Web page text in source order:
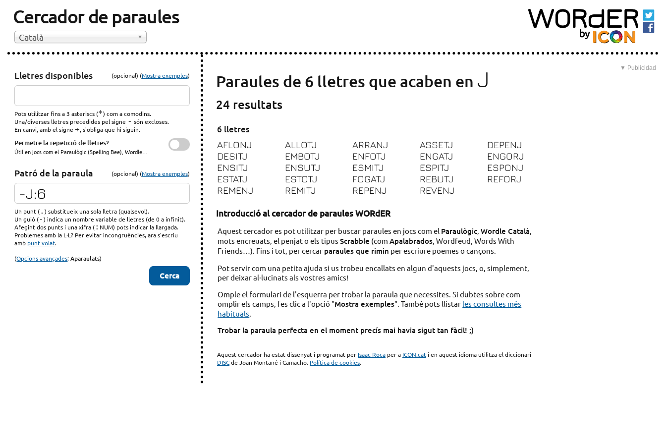
Cercador de paraules
Català
Lletres disponibles (opcional) (Mostra exemples)
Pots utilitzar fins a 3 asteriscs (*) com a comodins.
Una/diverses lletres precedides pel signe - són excloses.
En canvi, amb el signe+, s'obliga que hi siguin.
Permetre la repetició de lletres?
Útil en jocs com el Paraulògic (Spelling Bee), Wordle…
Patró de la paraula (opcional) (Mostra exemples)
Un punt (.) substitueix una sola lletra (qualsevol).
Un guió (-) indica un nombre variable de lletres (de 0 a infinit).
Afegint dos punts i una xifra (: NUM) pots indicar la llargada.
Problemes amb la L·L? Per evitar incongruències, ara s'escriu
amb punt volat.
(Opcions avançades:Aparaulats)
▼ Publicidad
Paraules de 6 lletres que acaben en J
24 resultats
6 lletres
AFLONJ
ALLOTJ ARRANJ ASSETJ
DEPENJ
DESITJ
EMBOTJ ENFOTJ ENGATJ
ENGORJ
ENSITJ
ENSUTJ ESMITJ ESPITJ
ESPONJ
ESTATJ
ESTOTJ FOGATJ REBUTJ
REFORJ
REMENJ
REMITJ REPENJ REVENJ
Introducció al cercador de paraules WORdER
Aquest cercador es pot utilitzar per buscar paraules en jocs com el Paraulògic,Wordle Català,
mots encreuats, el penjat o els tipusScrabble (comApalabrados, Wordfeud, Words With
Friends…). Fins i tot, per cercar paraules que rimin per escriure poemes o cançons.
Pot servir com una petita ajuda si us trobeu encallats en algun d'aquests jocs, o, simplement,
per deixar al·lucinats als vostres amics!
Omple el formulari de l'esquerra per trobar la paraula que necessites. Si dubtes sobre com
omplir els camps, fes clic a l'opció "Mostra exemples". També pots llistar les consultes més
habituals
Trobar la paraula perfecta en el moment precís mai havia sigut tan fàcil! ;)
Aquest cercador ha estat dissenyat i programat per Isaac Roca per a ICON.cat i en aquest idioma utilitza el diccionari
DISCde Joan Montané i Camacho. Política de cookies.